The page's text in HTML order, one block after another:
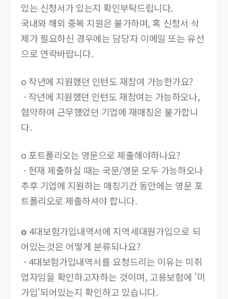
있는 신청서가 있는지 확인부탁드립니다.
국내와 해외 중복 지원은 불가하며, 혹 신청서 삭
제가 필요하신 경우에는 담당자 이메일 또는 유선
으로 연락바랍니다.
o 작년에 지원했던 인턴도 재참여 가능한가요?
- 작년에 지원했던 인턴도 재참여는 가능하오나,
협약하여 근무했었던 기업에 재매칭은 불가합니
다.
o 포트폴리오는 영문으로 제출해야하나요?
- 현재 제출하실 때는 국문/영문 모두 가능하오나
추후 기업에 지원하는 매칭기간 동안에는 영문 포
트폴리오로 제출하셔야 합니다.
o 4대보험가입내역서에 지역세대원가입으로 되
어있는것은 어떻게 분류되나요?
-4대보험가입내역서를 요청드리는 이유는 미취
업자임을 확인하고자하는 것이며, 고용보험에 '미
가입'되어있는지 확인하고 있습니다.